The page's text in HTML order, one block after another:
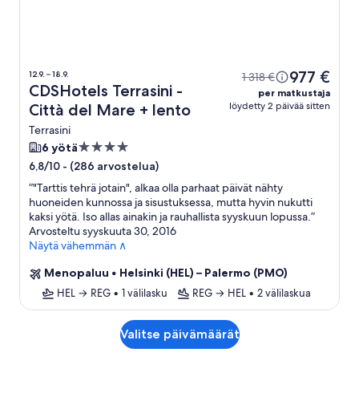
12.9. – 18.9.
CDSHotels Terrasini -
Città del Mare + lento
Terrasini
1 318 € 977 €
per matkustaja
löydetty 2 päivää sitten
6 yötä4.0
tähden
majoituspaikka
6,8/10 - (286 arvostelua)
”"Tarttis tehrä jotain", alkaa olla parhaat päivät nähty
huoneiden kunnossa ja sisustuksessa, mutta hyvin nukutti
kaksi yötä. Iso allas ainakin ja rauhallista syyskuun lopussa.”
Arvosteltu syyskuuta 30, 2016
Näytä vähemmän ∧
Menopaluu • Helsinki (HEL) – Palermo (PMO)
HEL → REG • 1 välilasku REG → HEL • 2 välilaskua
Valitse päivämäärät